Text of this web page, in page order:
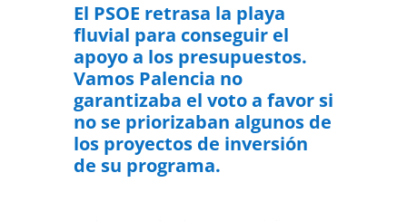
El PSOE retrasa la playa
fluvial para conseguir el
apoyo a los presupuestos.
Vamos Palencia no
garantizaba el voto a favor si
no se priorizaban algunos de
los proyectos de inversión
de su programa.